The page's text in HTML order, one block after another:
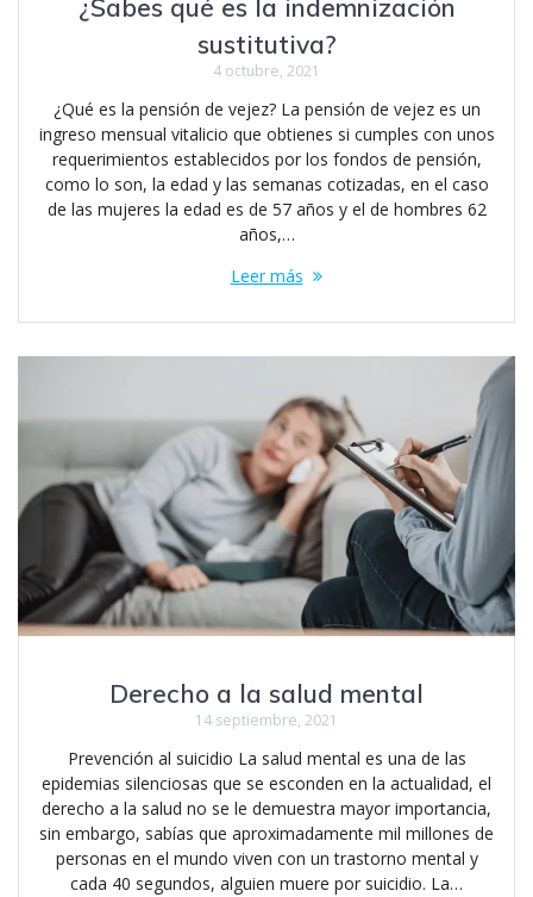
¿Sabes qué es la indemnización
sustitutiva?
4 octubre, 2021
¿Qué es la pensión de vejez? La pensión de vejez es un
ingreso mensual vitalicio que obtienes si cumples con unos
requerimientos establecidos por los fondos de pensión,
como lo son, la edad y las semanas cotizadas, en el caso
de las mujeres la edad es de 57 años y el de hombres 62
años,…
Leer más
Derecho a la salud mental
14 septiembre, 2021
Prevención al suicidio La salud mental es una de las
epidemias silenciosas que se esconden en la actualidad, el
derecho a la salud no se le demuestra mayor importancia,
sin embargo, sabías que aproximadamente mil millones de
personas en el mundo viven con un trastorno mental y
cada 40 segundos, alguien muere por suicidio. La…